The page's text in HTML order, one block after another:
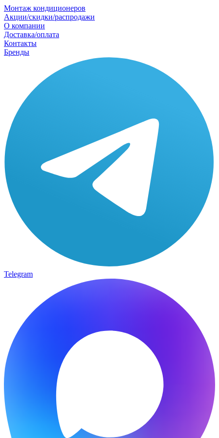
Монтаж кондиционеров
Акции/скидки/распродажи
О компании
Доставка/оплата
Контакты
Бренды
Telegram